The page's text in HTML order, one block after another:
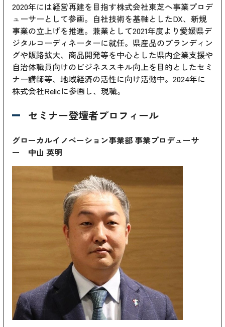
2020年には経営再建を目指す株式会社東芝へ事業プロデ
ューサーとして参画。自社技術を基軸としたDX、新規
事業の立上げを推進。兼業として2021年度より愛媛県デ
ジタルコーディネーターに就任。県産品のブランディン
グや販路拡大、商品開発等を中心とした県内企業支援や
自治体職員向けのビジネススキル向上を目的としたセミ
ナー講師等、地域経済の活性に向け活動中。2024年に
株式会社Relicに参画し、現職。
セミナー登壇者プロフィール
グローカルイノベーション事業部 事業プロデューサ
ー 中山 英明